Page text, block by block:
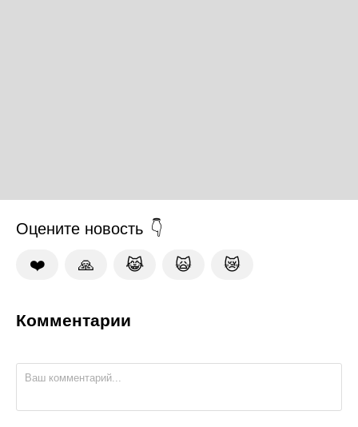
Оцените новость
❤️ 🙏 😹 🙀 😿
Комментарии